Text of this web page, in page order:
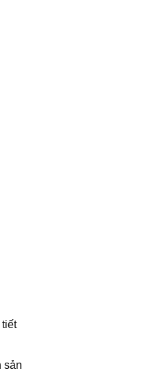
sản